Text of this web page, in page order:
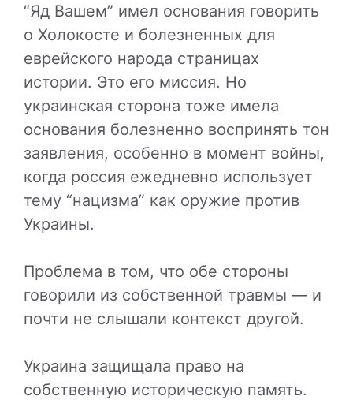
“Яд Вашем” имел основания говорить
о Холокосте и болезненных для
еврейского народа страницах
истории. Это его миссия. Но
украинская сторона тоже имела
основания болезненно воспринять тон
заявления, особенно в момент войны,
когда россия ежедневно использует
тему “нацизма” как оружие против
Украины.
Проблема в том, что обе стороны
говорили из собственной травмы — и
почти не слышали контекст другой.
Украина защищала право на
собственную историческую память.